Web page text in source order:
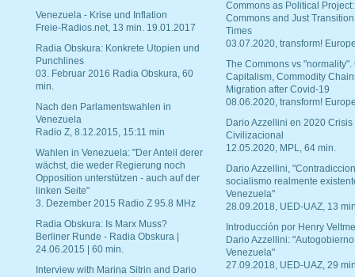
Venezuela - Krise und Inflation
Freie-Radios.net, 13 min. 19.01.2017
Radia Obskura: Konkrete Utopien und
Punchlines
03. Februar 2016 Radia Obskura, 60
min.
Nach den Parlamentswahlen in
Venezuela
Radio Z, 8.12.2015, 15:11 min
Wahlen in Venezuela: "Der Anteil derer
wächst, die weder Regierung noch
Opposition unterstützen - auch auf der
linken Seite"
3. Dezember 2015 Radio Z 95.8 MHz
Radia Obskura: Is Marx Muss?
Berliner Runde - Radia Obskura |
24.06.2015 | 60 min.
Interview with Marina Sitrin and Dario
Commons as Political Project:
Commons and Just
Times
03.07.2020, transform!
The Commons vs "normality".
Capitalism, Commodity
Migration after Covid-19
08.06.2020, transform!
Dario Azzellini en 2020 Crisis
Civilizacional
12.05.2020, MPL, 64 min.
Dario Azzellini,
socialismo realmente
Venezuela"
28.09.2018, UED-UAZ, 13
Introducción por Henry
Dario Azzellini:
Venezuela"
27.09.2018, UED-UAZ, 29